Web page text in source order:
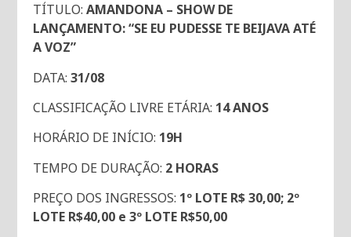
TÍTULO:AMANDONA – SHOW DE
LANÇAMENTO: “SE EU PUDESSE TE BEIJAVA ATÉ
A VOZ”
DATA:31/08
CLASSIFICAÇÃO LIVRE ETÁRIA: 14 ANOS
HORÁRIO DE INÍCIO: 19H
TEMPO DE DURAÇÃO: 2 HORAS
PREÇO DOS INGRESSOS: 1º LOTE R$ 30,00; 2º
LOTE R$40,00 e 3º LOTE R$50,00